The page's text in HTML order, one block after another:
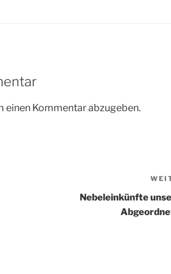
einen Kommentar abzugeben.
Nebeleinkünfte